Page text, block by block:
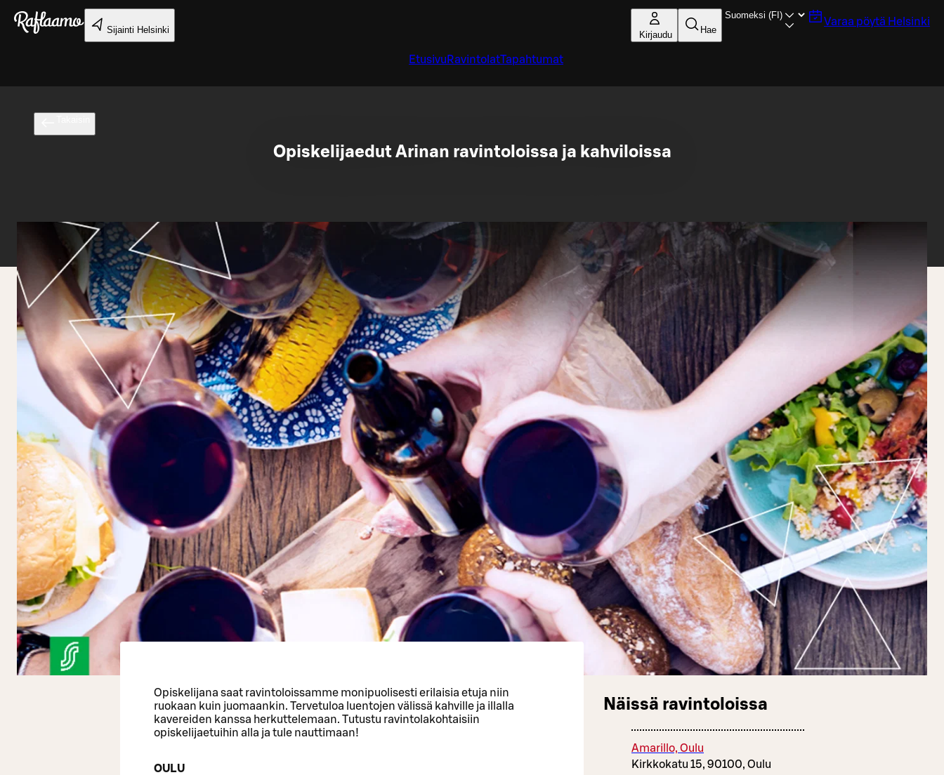
Siirry pääsisältöön
Sijainti Helsinki Kirjaudu Hae
Varaa pöytä Helsinki
Etusivu RavintolatTapahtumat
Opiskelijaedut Arinan ravintoloissa ja kahviloissa
Opiskelijana saat ravintoloissamme monipuolisesti erilaisia etuja niin
ruokaan kuin juomaankin. Tervetuloa luentojen välissä kahville ja illalla
kavereiden kanssa herkuttelemaan. Tutustu ravintolakohtaisiin
opiskelijaetuihin alla ja tule nauttimaan!
OULU
Näissä ravintoloissa
Amarillo, Oulu
Kirkkokatu 15, 90100, Oulu